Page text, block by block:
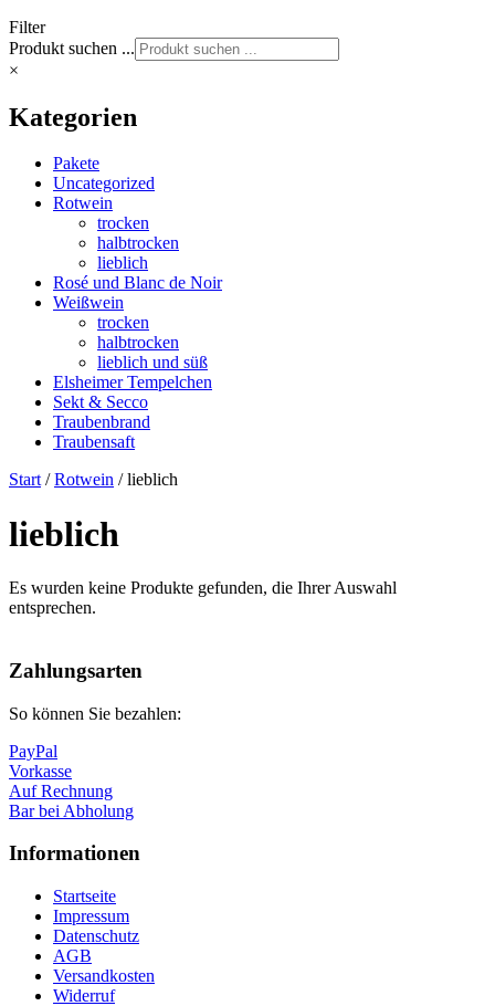
Filter
Produkt suchen ...
×
Kategorien
Pakete
Uncategorized
Rotwein
trocken
halbtrocken
lieblich
Rosé und Blanc de Noir
Weißwein
trocken
halbtrocken
lieblich und süß
Elsheimer Tempelchen
Sekt & Secco
Traubenbrand
Traubensaft
Start/Rotwein / lieblich
lieblich
Es wurden keine Produkte gefunden, die Ihrer Auswahl
entsprechen.
oben
Zahlungsarten
So können Sie bezahlen:
PayPal
Vorkasse
Auf Rechnung
Bar bei Abholung
Informationen
Startseite
Impressum
Datenschutz
AGB
Versandkosten
Widerruf